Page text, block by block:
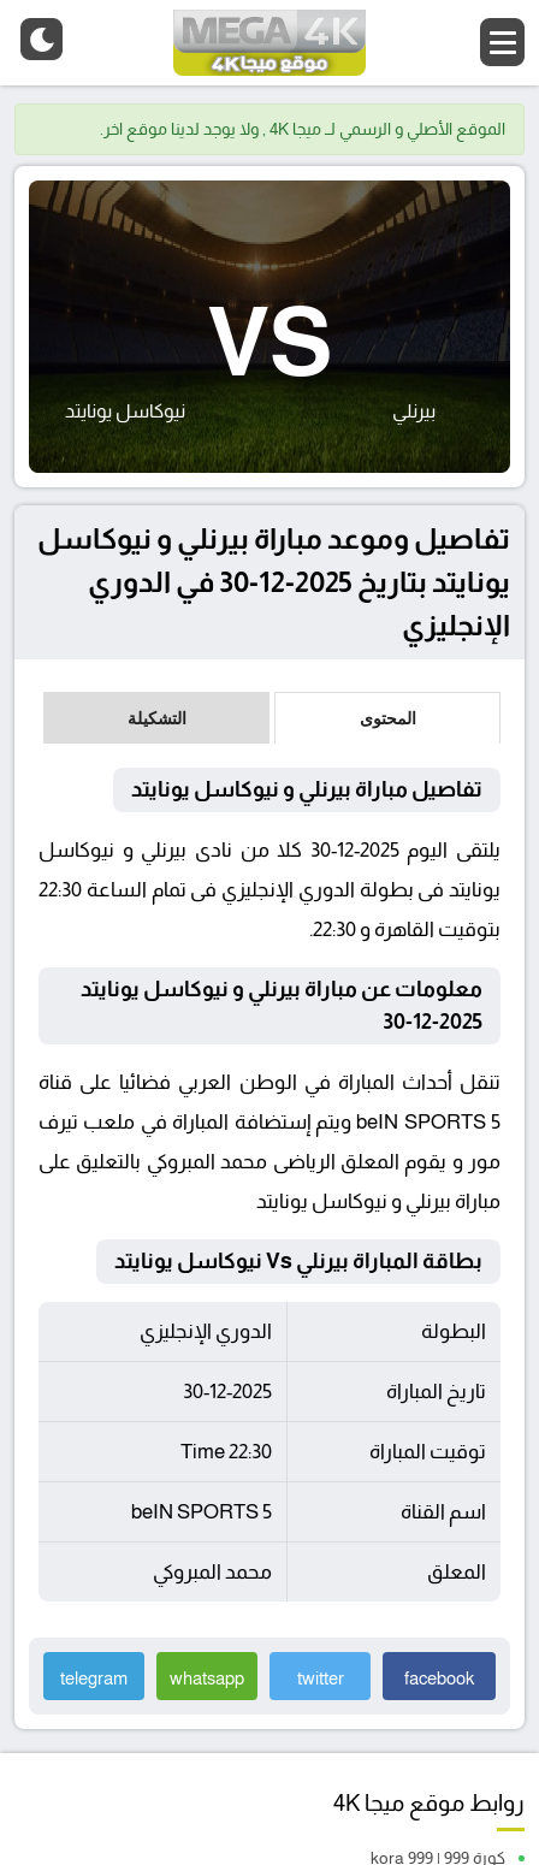
الموقع الأصلي و الرسمي لــ ميجا 4K , ولا يوجد لدينا موقع اخر.
بيرنلي
VS
نيوكاسل يونايتد
تفاصيل وموعد مباراة بيرنلي و نيوكاسل
يونايتد بتاريخ 2025-12-30 في الدوري
الإنجليزي
المحتوى التشكيلة
تفاصيل مباراة بيرنلي و نيوكاسل يونايتد
يلتقى اليوم 2025-12-30 كلا من نادى بيرنلي و نيوكاسل
يونايتد فى بطولة الدوري الإنجليزي فى تمام الساعة 22:30
بتوقيت القاهرة و 22:30.
معلومات عن مباراة بيرنلي و نيوكاسل يونايتد
2025-12-30
تنقل أحداث المباراة في الوطن العربي فضائيا على قناة
beIN SPORTS 5 ويتم إستضافة المباراة في ملعب تيرف
مور و يقوم المعلق الرياضى محمد المبروكي بالتعليق على
مباراة بيرنلي و نيوكاسل يونايتد
بطاقة المباراة بيرنلي Vs نيوكاسل يونايتد
البطولة الدوري الإنجليزي
تاريخ المباراة 30-12-2025
توقيت المباراة 22:30 Time
اسم القناة beIN SPORTS 5
المعلق محمد المبروكي
facebook
twitter
whatsapp
telegram
روابط موقع ميجا 4K
كورة 999 | kora 999